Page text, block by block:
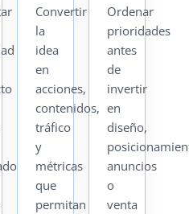
Convertir
la
idea
en
acciones,
contenidos,
tráfico
y
métricas
que
permitan
Ordenar
prioridades
antes
de
invertir
en
diseño,
anuncios
o
venta